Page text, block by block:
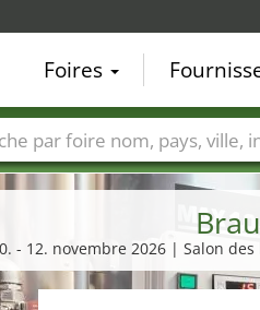
- 12. novembre 2026 | Salon
Foires
Pays Villes